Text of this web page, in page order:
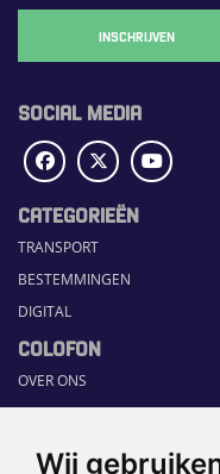
Wij
INSCHRIJVEN
SOCIAL MEDIA
CATEGORIEËN
TRANSPORT
BESTEMMINGEN
DIGITAL
COLOFON
OVER ONS
COMMUNICATION PLATFORM